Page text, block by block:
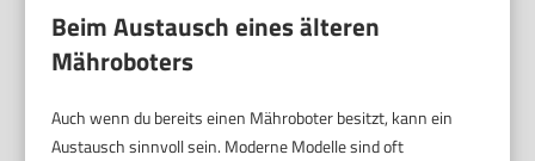
Beim Austausch eines älteren
Mähroboters
Auch wenn du bereits einen Mähroboter besitzt, kann ein
Austausch sinnvoll sein. Moderne Modelle sind oft